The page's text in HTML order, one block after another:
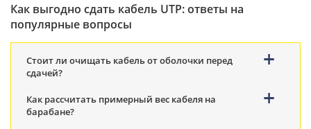
Как выгодно сдать кабель UTP: ответы на
популярные вопросы
Стоит ли очищать кабель от оболочки перед
сдачей?
Как рассчитать примерный вес кабеля на
барабане?